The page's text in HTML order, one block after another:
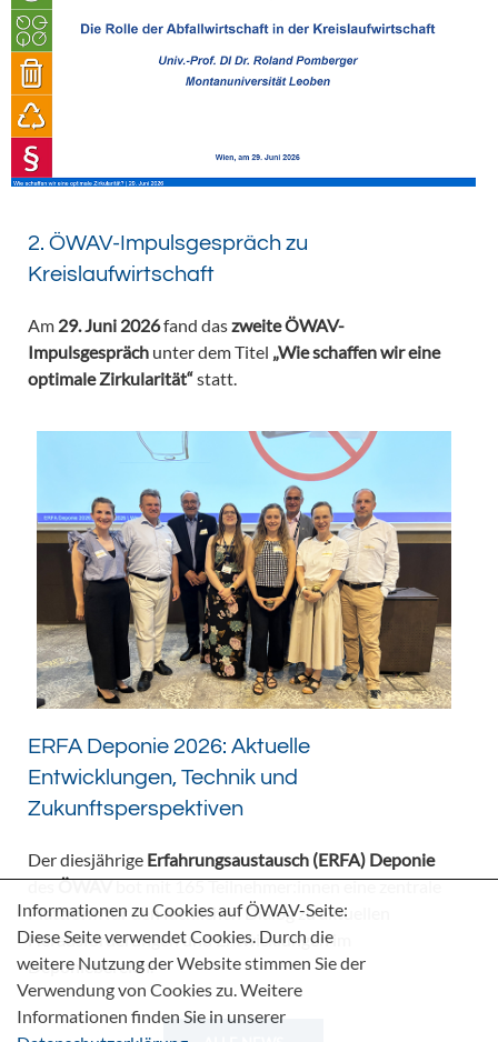
2. ÖWAV-Impulsgespräch zu
Kreislaufwirtschaft
Am 29. Juni 2026fand daszweite ÖWAV-
Impulsgespräch unter dem Titel „Wie schaffen wir eine
optimale Zirkularität“statt.
ERFA Deponie 2026: Aktuelle
Entwicklungen, Technik und
Zukunftsperspektiven
Der diesjährige Erfahrungsaustausch (ERFA) Deponie
desÖWAVbot mit 165 Teilnehmer:innen eine zentrale
Plattform für den fachlichen Dialog zu aktuellen
Herausforderungen und Entwicklungen im
Deponiebereich.
Informationen zu Cookies auf ÖWAV-Seite:
Diese Seite verwendet Cookies. Durch die
weitere Nutzung der Website stimmen Sie der
Verwendung von Cookies zu. Weitere
Informationen finden Sie in unserer